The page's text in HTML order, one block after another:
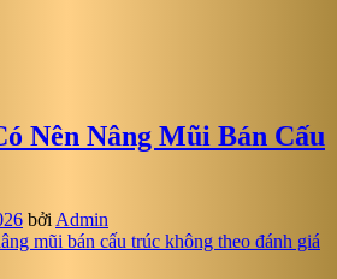
Nên Nâng Mũi Bán Cấu
bởi Admin